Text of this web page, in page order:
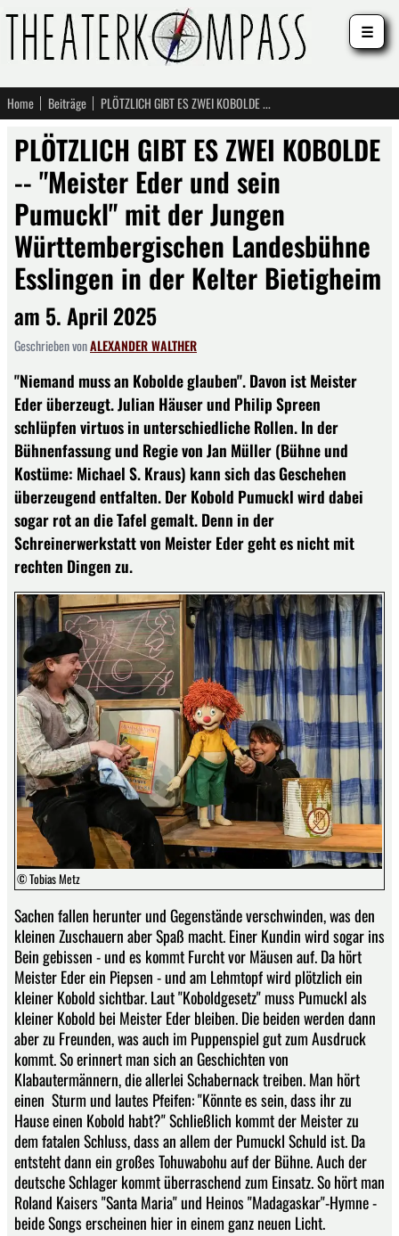
Home Beiträge PLÖTZLICH GIBT ES ZWEI KOBOLDE -- "Meister Eder und sein Pumuckl" mit der Jungen Württembergischen Landesbühne Esslingen in der Kelter Bietigheim
PLÖTZLICH GIBT ES ZWEI KOBOLDE
-- "Meister Eder und sein
Pumuckl" mit der Jungen
Württembergischen Landesbühne
Esslingen in der Kelter Bietigheim
am 5. April 2025
Geschrieben vonALEXANDER WALTHER
"Niemand muss an Kobolde glauben". Davon ist Meister
Eder überzeugt. Julian Häuser und Philip Spreen
schlüpfen virtuos in unterschiedliche Rollen. In der
Bühnenfassung und Regie von Jan Müller (Bühne und
Kostüme: Michael S. Kraus) kann sich das Geschehen
überzeugend entfalten. Der Kobold Pumuckl wird dabei
sogar rot an die Tafel gemalt. Denn in der
Schreinerwerkstatt von Meister Eder geht es nicht mit
rechten Dingen zu.
© Tobias Metz
Sachen fallen herunter und Gegenstände verschwinden, was den
kleinen Zuschauern aber Spaß macht. Einer Kundin wird sogar ins
Bein gebissen - und es kommt Furcht vor Mäusen auf. Da hört
Meister Eder ein Piepsen - und am Lehmtopf wird plötzlich ein
kleiner Kobold sichtbar. Laut "Koboldgesetz" muss Pumuckl als
kleiner Kobold bei Meister Eder bleiben. Die beiden werden dann
aber zu Freunden, was auch im Puppenspiel gut zum Ausdruck
kommt. So erinnert man sich an Geschichten von
Klabautermännern, die allerlei Schabernack treiben. Man hört
einen Sturm und lautes Pfeifen: "Könnte es sein, dass ihr zu
Hause einen Kobold habt?" Schließlich kommt der Meister zu
dem fatalen Schluss, dass an allem der Pumuckl Schuld ist. Da
entsteht dann ein großes Tohuwabohu auf der Bühne. Auch der
deutsche Schlager kommt überraschend zum Einsatz. So hört man
Roland Kaisers "Santa Maria" und Heinos "Madagaskar"-Hymne -
beide Songs erscheinen hier in einem ganz neuen Licht.
☰